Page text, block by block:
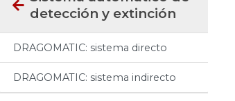
detección y extinción
DRAGOMATIC: sistema directo
DRAGOMATIC: sistema indirecto